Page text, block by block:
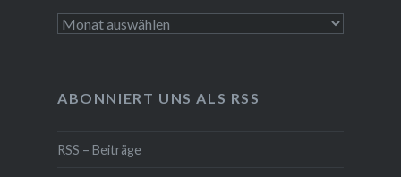
LEISE/laut
ABONNIERT UNS ALS RSS
RSS – Beiträge